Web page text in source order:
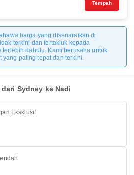
Tempah
harga yang disenaraikan di
terkini dan tertakluk kepada
terlebih dahulu. Kami berusaha untuk
yang paling tepat dan terkini.
Sydney ke Nadi
Eksklusif